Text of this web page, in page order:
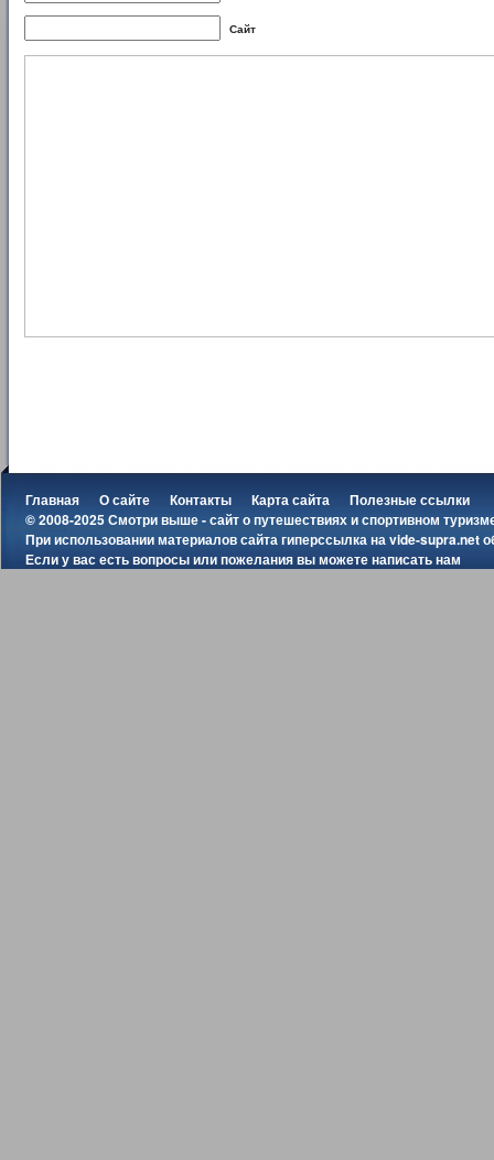
Сайт
Главная О сайте Контакты Карта сайта
Полезные ссылки
© 2008-2025 Смотри выше - сайт о путешествиях и спортивном
При использовании материалов сайта гиперссылка наvide-supra.net
Если у вас есть вопросы или пожелания вы можетенаписать нам